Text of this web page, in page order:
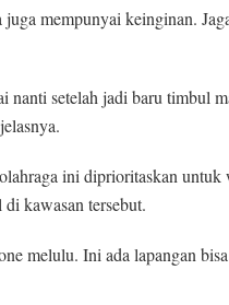
mempunyai keinginan.
nanti setelah jadi baru timbul
ini diprioritaskan untuk
kawasan tersebut.
melulu. Ini ada lapangan